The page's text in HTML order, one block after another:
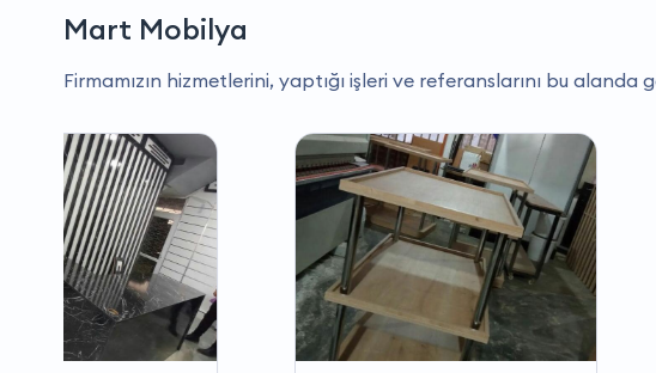
Mart Mobilya
Firmamızın hizmetlerini, yaptığı işleri ve referanslarını bu alanda